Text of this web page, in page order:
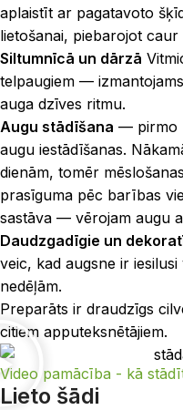
aplaistīt ar pagatavoto
lietošanai, piebarojot caur
Siltumnīcā un dārzā
telpaugiem —
auga dzīves ritmu.
Augu stādīšana — pirmo
augu iestādīšanas.
dienām, tomēr
prasīguma pēc barības
sastāva — vērojam augu
Daudzgadīgie un
veic, kad augsne ir
nedēļām.
Preparāts ir draudzīgs
citiem apputeksnētājiem.
Video pamācība - kā
Lieto šādi